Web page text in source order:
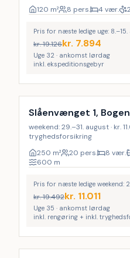
120 m² 8 pers. 4 vær.
Pris for næste ledige uge:
kr.19.126kr. 7.894
Uge 32 · ankomst lørdag
inkl. ekspeditionsgebyr
LAST MINUTE
Inkl. rengøring
Slåenvænget 1,
weekend: 29.–31. august · kr.
tryghedsforsikring
250 m² 20 pers. 8 vær.
600 m
Pris for næste ledige weekend:
kr.19.492kr. 11.011
Uge 35 · ankomst lørdag
inkl. rengøring + inkl.
Inkl. rengøring